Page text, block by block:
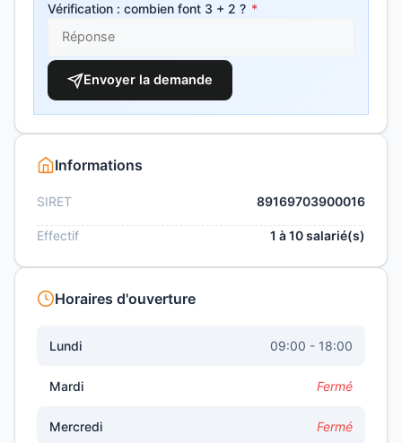
Vérification : combien font 3 + 2 ? *
Envoyer la demande
Informations
SIRET 89169703900016
Effectif 1 à 10 salarié(s)
Horaires d'ouverture
Lundi 09:00 - 18:00
Mardi Fermé
Mercredi Fermé